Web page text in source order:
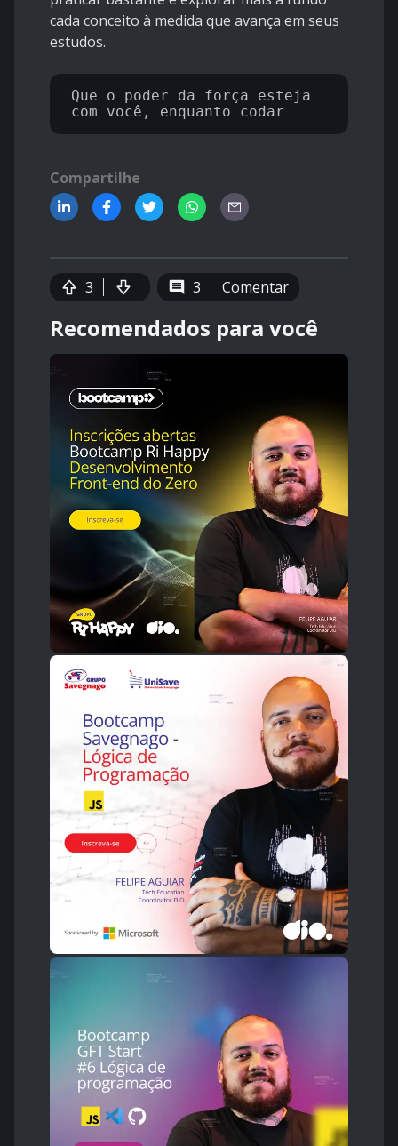
cada conceito à medida que avança em seus
estudos.
Que o poder da força esteja
Compartilhe
3 3 Comentar
Recomendados para você